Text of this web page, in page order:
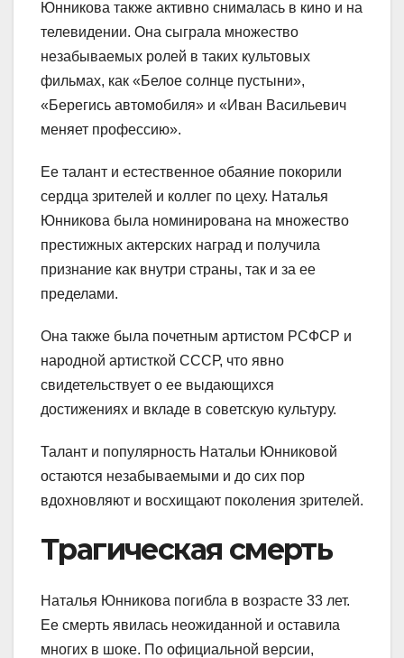
Юнникова также активно снималась в кино и на
телевидении. Она сыграла множество
незабываемых ролей в таких культовых
фильмах, как «Белое солнце пустыни»,
«Берегись автомобиля» и «Иван Васильевич
меняет профессию».
Ее талант и естественное обаяние покорили
сердца зрителей и коллег по цеху. Наталья
Юнникова была номинирована на множество
престижных актерских наград и получила
признание как внутри страны, так и за ее
пределами.
Она также была почетным артистом РСФСР и
народной артисткой СССР, что явно
свидетельствует о ее выдающихся
достижениях и вкладе в советскую культуру.
Талант и популярность Натальи Юнниковой
остаются незабываемыми и до сих пор
вдохновляют и восхищают поколения зрителей.
Трагическая смерть
Наталья Юнникова погибла в возрасте 33 лет.
Ее смерть явилась неожиданной и оставила
многих в шоке. По официальной версии,